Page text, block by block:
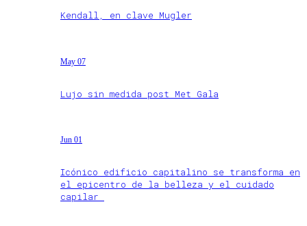
Kendall, en clave Mugler
May 07
Lujo sin medida post Met Gala
Jun 01
Icónico edificio capitalino se transforma en
el epicentro de la belleza y el cuidado
capilar